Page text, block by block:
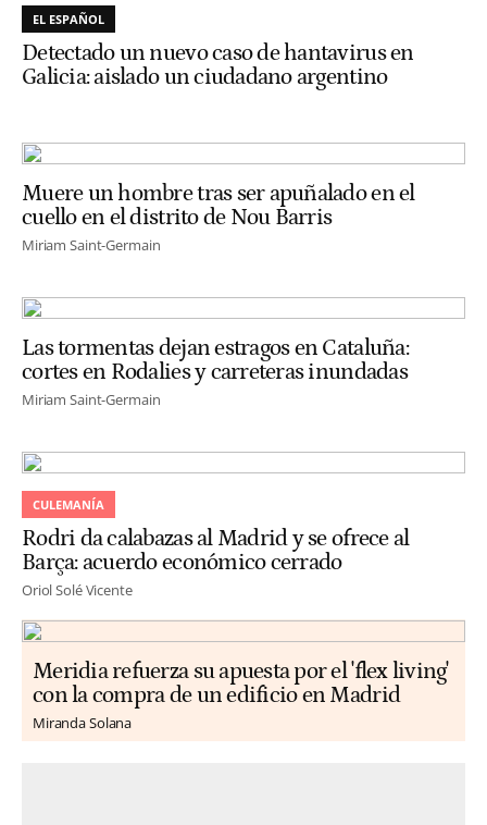
EL ESPAÑOL
Detectado un nuevo caso de hantavirus en
Galicia: aislado un ciudadano argentino
Muere un hombre tras ser apuñalado en el
cuello en el distrito de Nou Barris
Miriam Saint-Germain
Las tormentas dejan estragos en Cataluña:
cortes en Rodalies y carreteras inundadas
Miriam Saint-Germain
CULEMANÍA
Rodri da calabazas al Madrid y se ofrece al
Barça: acuerdo económico cerrado
Oriol Solé Vicente
Meridia refuerza su apuesta por el 'flex living'
con la compra de un edificio en Madrid
Miranda Solana